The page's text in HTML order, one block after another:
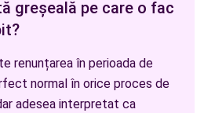
greșeală pe care o fac
renunțarea în perioada de
normal în orice proces de
adesea interpretat ca